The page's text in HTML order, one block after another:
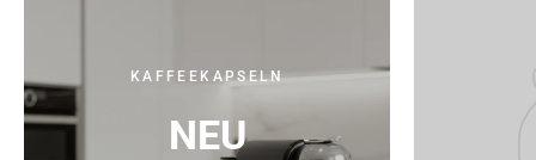
KAFFEEKAPSELN
NEU